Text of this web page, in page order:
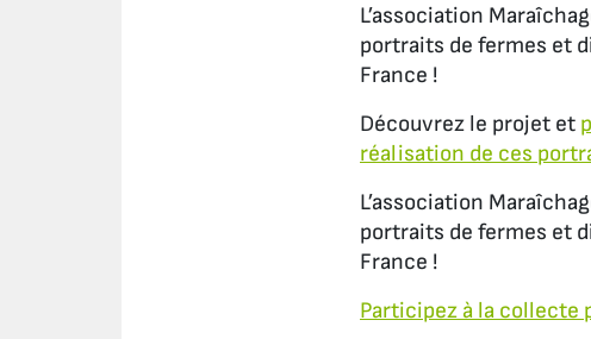
L’association
portraits de fermes et
France !
Découvrez le projet et
réalisation de ces
L’association
portraits de fermes et
France !
Participez à la collecte